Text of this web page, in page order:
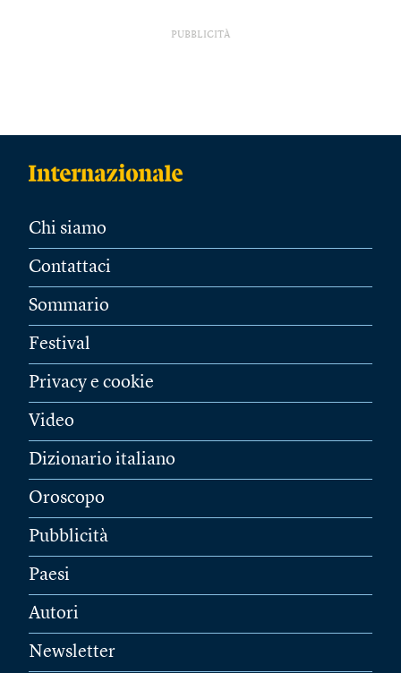
PUBBLICITÀ
Chi siamo
Contattaci
Sommario
Festival
Privacy e cookie
Video
Dizionario italiano
Oroscopo
Pubblicità
Paesi
Autori
Newsletter